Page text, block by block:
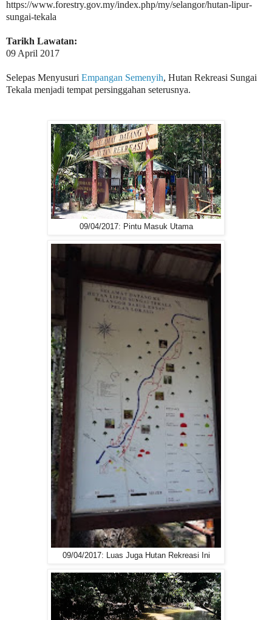
https://www.forestry.gov.my/index.php/my/selangor/hutan-lipur-
sungai-tekala
Tarikh Lawatan:
09 April 2017
Selepas Menyusuri Empangan Semenyih, Hutan Rekreasi Sungai
Tekala menjadi tempat persinggahan seterusnya.
09/04/2017: Pintu Masuk Utama
09/04/2017: Luas Juga Hutan Rekreasi Ini